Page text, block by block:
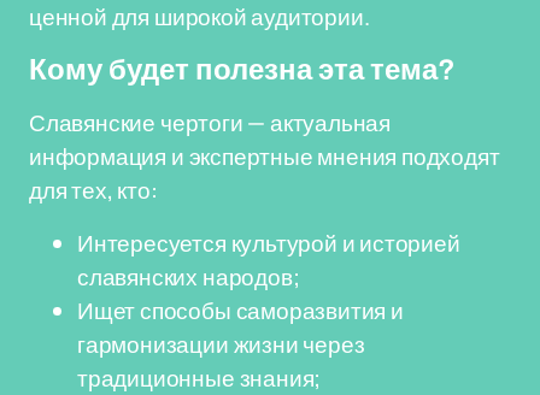
ценной для широкой аудитории.
Кому будет полезна эта тема?
Славянские чертоги — актуальная
информация и экспертные мнения подходят
для тех, кто:
Интересуется культурой и историей
славянских народов;
Ищет способы саморазвития и
гармонизации жизни через
традиционные знания;